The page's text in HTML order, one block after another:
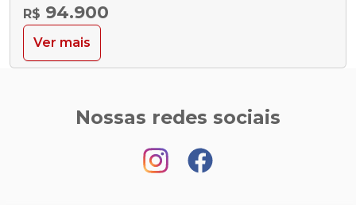
R$ 94.900
Ver mais
Nossas redes sociais